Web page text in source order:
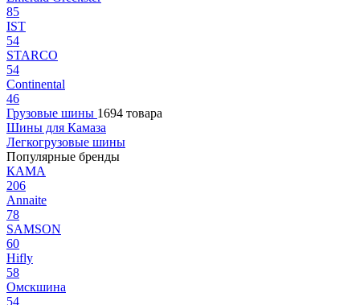
85
IST
54
STARCO
54
Continental
46
Грузовые шины 1694 товара
Шины для Камаза
Легкогрузовые шины
Популярные бренды
КАМА
206
Annaite
78
SAMSON
60
Hifly
58
Омскшина
54